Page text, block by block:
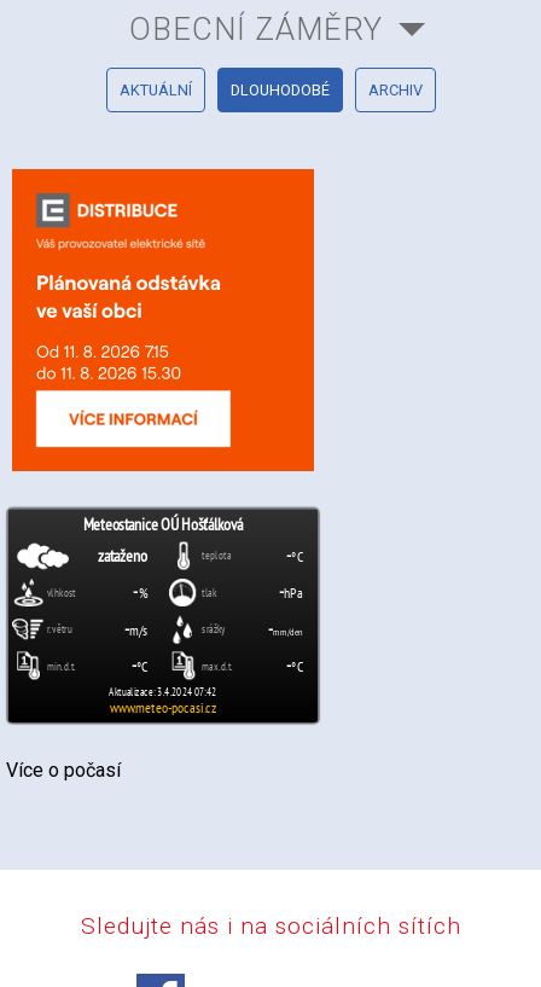
Více o počasí
OBECNÍ ZÁMĚRY
AKTUÁLNÍ DLOUHODOBÉ ARCHIV
Sledujte nás i na sociálních sítích